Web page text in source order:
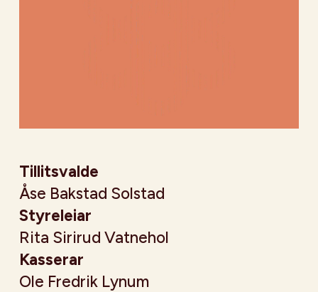
Tillitsvalde
Åse Bakstad Solstad
Styreleiar
Rita Sirirud Vatnehol
Kasserar
Ole Fredrik Lynum